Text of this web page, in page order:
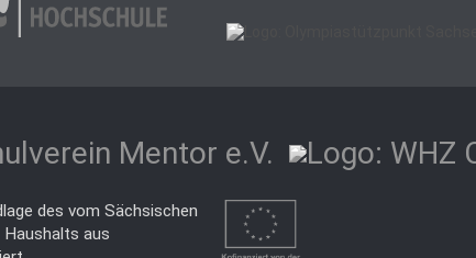
des vom Sächsischen
aus